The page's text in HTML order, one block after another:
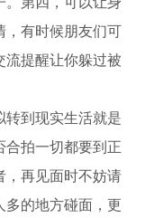
，有时候朋友们可
流提醒让你躲过被
转到现实生活就是
合拍一切都要到正
，再见面时不妨请
多的地方碰面，更